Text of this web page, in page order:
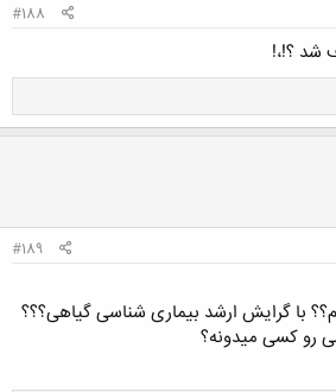
#188
شد ؟!،!
#189
با گرایش ارشد بیماری شناسی گیاهی؟؟؟
رو کسی میدونه؟